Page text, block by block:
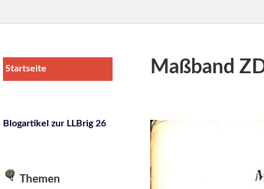
Startseite
Blogartikel zur LLBrig 26
Themen
Maßband